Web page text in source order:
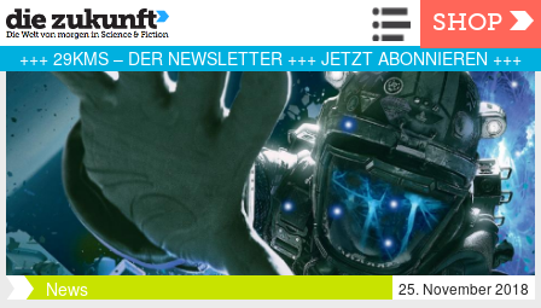
Navigation
SHOP
+++ 29KMS – DER NEWSLETTER +++ JETZT ABONNIEREN +++
News 25. November 2018